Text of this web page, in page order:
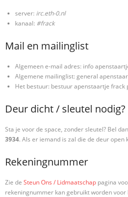
server: irc.eth-0.nl
kanaal: #frack
Mail en mailinglist
Algemeen e-mail adres: info
Algemene mailinglist: general
Het bestuur: bestuur apenstaartje frack
Deur dicht / sleutel nodig?
Sta je voor de space, zonder sleutel? Bel
3934. Als er iemand is zal die de deur open
Rekeningnummer
Zie de Steun Ons / Lidmaatschap pagina
rekeningnummer kan gebruikt worden